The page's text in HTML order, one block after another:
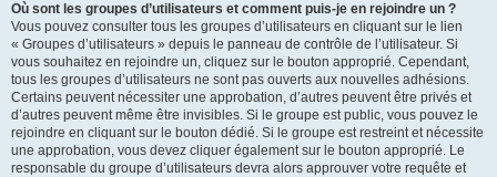
Où sont les groupes d’utilisateurs et comment puis-je en rejoindre un ?
Vous pouvez consulter tous les groupes d’utilisateurs en cliquant sur le lien
« Groupes d’utilisateurs » depuis le panneau de contrôle de l’utilisateur. Si
vous souhaitez en rejoindre un, cliquez sur le bouton approprié. Cependant,
tous les groupes d’utilisateurs ne sont pas ouverts aux nouvelles adhésions.
Certains peuvent nécessiter une approbation, d’autres peuvent être privés et
d’autres peuvent même être invisibles. Si le groupe est public, vous pouvez le
rejoindre en cliquant sur le bouton dédié. Si le groupe est restreint et nécessite
une approbation, vous devez cliquer également sur le bouton approprié. Le
responsable du groupe d’utilisateurs devra alors approuver votre requête et